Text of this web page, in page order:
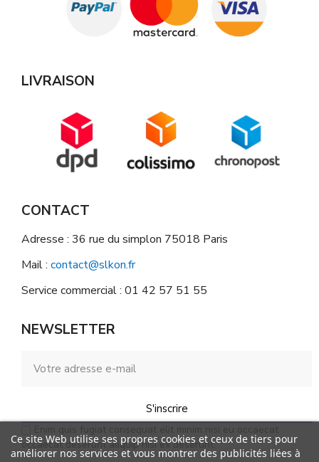
Ce site Web utilise ses propres cookies et ceux de tiers pour
améliorer nos services et vous montrer des publicités liées à
LIVRAISON
CONTACT
Adresse : 36 rue du simplon 75018 Paris
Mail : contact@slkon.fr
Service commercial : 01 42 57 51 55
NEWSLETTER
S'inscrire
occaecat deserunt aliquip nisi ex deserunt.